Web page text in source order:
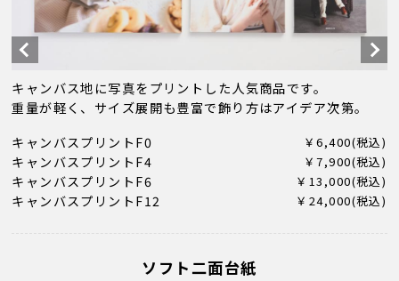
キャンバス地に写真をプリントした人気商品です。
重量が軽く、サイズ展開も豊富で飾り方はアイデア次第。
キャンバスプリントF0 ￥6,400(税込)
キャンバスプリントF4 ￥7,900(税込)
キャンバスプリントF6 ￥13,000(税込)
キャンバスプリントF12 ￥24,000(税込)
ソフト二面台紙